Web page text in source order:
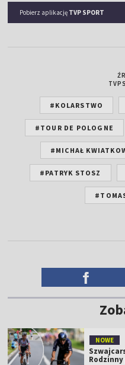
Pobierz aplikację TVP SPORT
#KOLARSTWO
#TOUR DE POLOGNE
#MICHAŁ
#PATRYK STOSZ
NOWE